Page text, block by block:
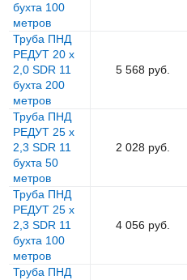
бухта 100
метров
Труба ПНД
РЕДУТ 20 х
2,0 SDR 11
бухта 200
метров
5 568 руб.
Труба ПНД
РЕДУТ 25 х
2,3 SDR 11
бухта 50
метров
2 028 руб.
Труба ПНД
РЕДУТ 25 х
2,3 SDR 11
бухта 100
метров
4 056 руб.
Труба ПНД